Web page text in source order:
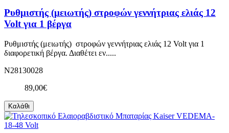
Ρυθμιστής (μειωτής) στροφών γεννήτριας ελιάς 12
Volt για 1 βέργα
Ρυθμιστής (μειωτής) στροφών γεννήτριας ελιάς 12 Volt για 1
διαφορετική βέργα. Διαθέτει εν.....
N28130028
89,00€
Καλάθι